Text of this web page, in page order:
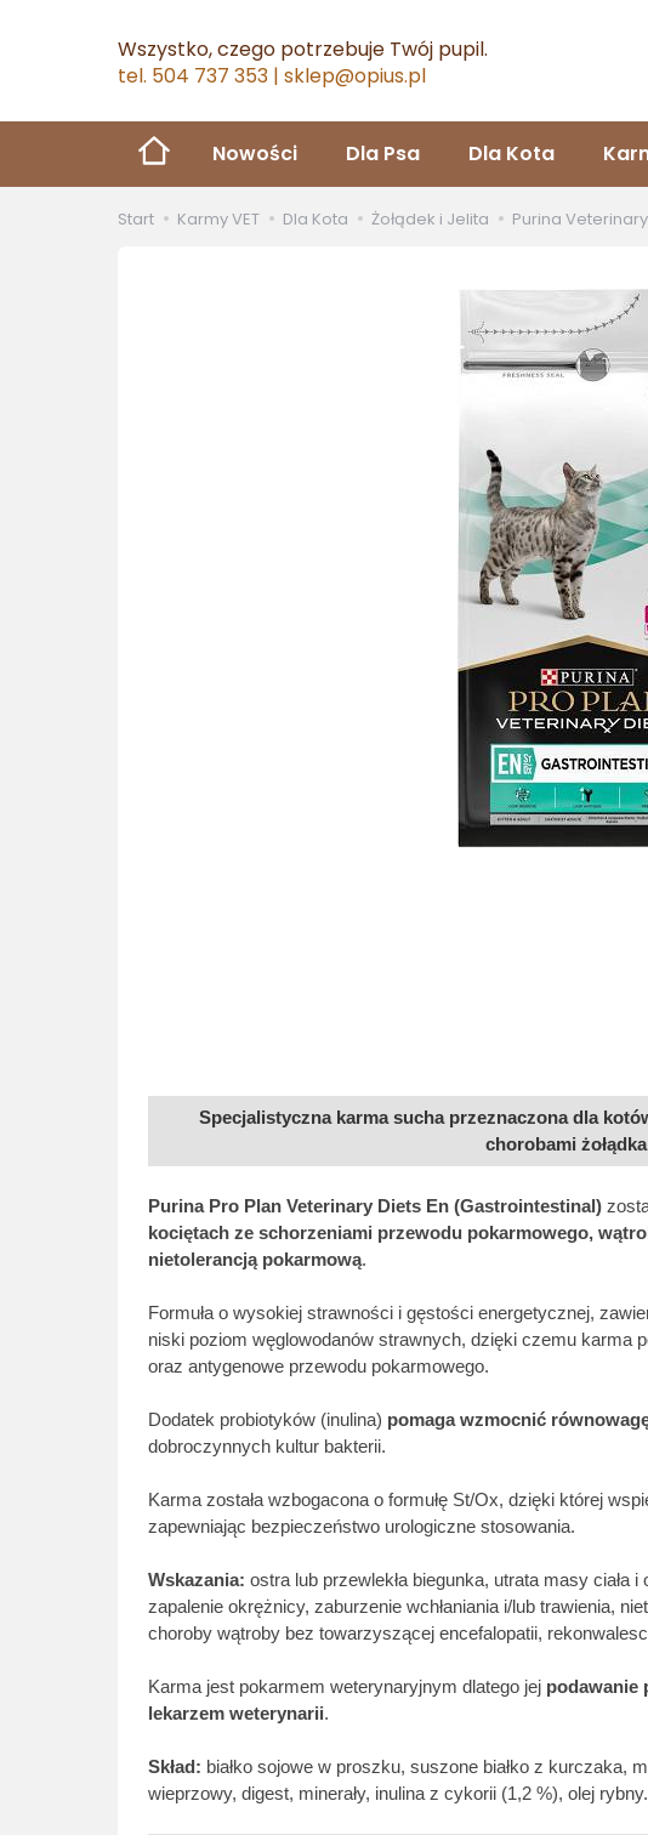
Wszystko, czego potrzebuje Twój pupil.
tel. 504 737 353 | sklep@opius.pl
Nowości Dla Psa Dla Kota
Start Karmy VET Dla Kota Żołądek i Jelita Purina
Specjalistyczna karma sucha przeznaczona dla
chorobami
Purina Pro Plan Veterinary Diets En (Gastrointestinal)
kociętach ze schorzeniami przewodu pokarmowego,
nietolerancją pokarmową.
Formuła o wysokiej strawności i gęstości energetycznej,
niski poziom węglowodanów strawnych, dzięki czemu karma
oraz antygenowe przewodu pokarmowego.
Dodatek probiotyków (inulina) pomaga wzmocnić
dobroczynnych kultur bakterii.
Karma została wzbogacona o formułę St/Ox, dzięki której
zapewniając bezpieczeństwo urologiczne stosowania.
Wskazania: ostra lub przewlekła biegunka, utrata masy ciała
zapalenie okrężnicy, zaburzenie wchłaniania i/lub trawienia,
choroby wątroby bez towarzyszącej encefalopatii,
Karma jest pokarmem weterynaryjnym dlatego jej podawanie
lekarzem weterynarii.
Skład: białko sojowe w proszku, suszone białko z kurczaka,
wieprzowy, digest, minerały, inulina z cykorii (1,2 %), olej rybny.